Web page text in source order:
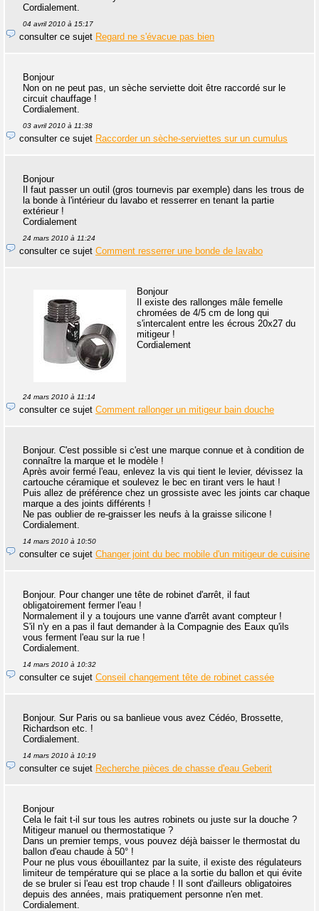
Cordialement.
04 avril 2010 à 15:17
consulter ce sujet Regard ne s'évacue pas bien
Bonjour
Non on ne peut pas, un sèche serviette doit être raccordé sur le
circuit chauffage !
Cordialement.
03 avril 2010 à 11:38
consulter ce sujet Raccorder un sèche-serviettes sur un cumulus
Bonjour
Il faut passer un outil (gros tournevis par exemple) dans les trous de
la bonde à l'intérieur du lavabo et resserrer en tenant la partie
extérieur !
Cordialement
24 mars 2010 à 11:24
consulter ce sujet Comment resserrer une bonde de lavabo
Bonjour
Il existe des rallonges mâle femelle
chromées de 4/5 cm de long qui
s'intercalent entre les écrous 20x27 du
mitigeur !
Cordialement
24 mars 2010 à 11:14
consulter ce sujet Comment rallonger un mitigeur bain douche
Bonjour. C'est possible si c'est une marque connue et à condition de
connaître la marque et le modèle !
Après avoir fermé l'eau, enlevez la vis qui tient le levier, dévissez la
cartouche céramique et soulevez le bec en tirant vers le haut !
Puis allez de préférence chez un grossiste avec les joints car chaque
marque a des joints différents !
Ne pas oublier de re-graisser les neufs à la graisse silicone !
Cordialement.
14 mars 2010 à 10:50
consulter ce sujet Changer joint du bec mobile d'un mitigeur de cuisine
Bonjour. Pour changer une tête de robinet d'arrêt, il faut
obligatoirement fermer l'eau !
Normalement il y a toujours une vanne d'arrêt avant compteur !
S'il n'y en a pas il faut demander à la Compagnie des Eaux qu'ils
vous ferment l'eau sur la rue !
Cordialement.
14 mars 2010 à 10:32
consulter ce sujet Conseil changement tête de robinet cassée
Bonjour. Sur Paris ou sa banlieue vous avez Cédéo, Brossette,
Richardson etc. !
Cordialement.
14 mars 2010 à 10:19
consulter ce sujet Recherche pièces de chasse d'eau Geberit
Bonjour
Cela le fait t-il sur tous les autres robinets ou juste sur la douche ?
Mitigeur manuel ou thermostatique ?
Dans un premier temps, vous pouvez déjà baisser le thermostat du
ballon d'eau chaude à 50° !
Pour ne plus vous ébouillantez par la suite, il existe des régulateurs
limiteur de température qui se place a la sortie du ballon et qui évite
de se bruler si l'eau est trop chaude ! Il sont d'ailleurs obligatoires
depuis des années, mais pratiquement personne n'en met.
Cordialement.